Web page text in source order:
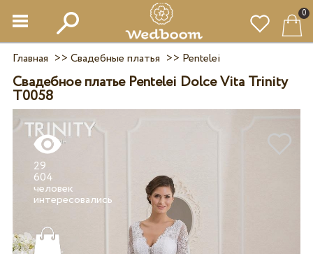
0
Главная >> Свадебные платья >> Pentelei
Свадебное платье Pentelei Dolce Vita Trinity
T0058
29
604
человек